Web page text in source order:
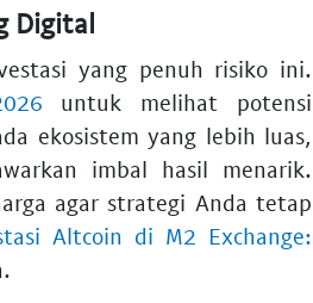
Digital
yang penuh risiko ini.
untuk melihat potensi
ekosistem yang lebih luas,
imbal hasil menarik.
agar strategi Anda tetap
Altcoin di M2 Exchange: